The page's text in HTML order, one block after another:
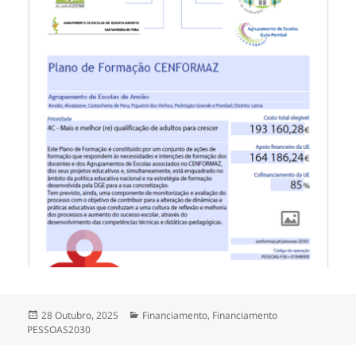
Publicado
a
28 Outubro, 2025 Categorias
Financiamento, Financiamento
PESSOAS2030